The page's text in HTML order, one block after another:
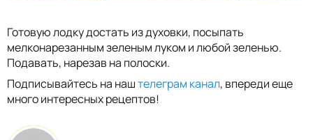
Готовую лодку достать из духовки, посыпать
мелконарезанным зеленым луком и любой зеленью.
Подавать, нарезав на полоски.
Подписывайтесь на наштелеграм канал, впереди еще
много интересных рецептов!